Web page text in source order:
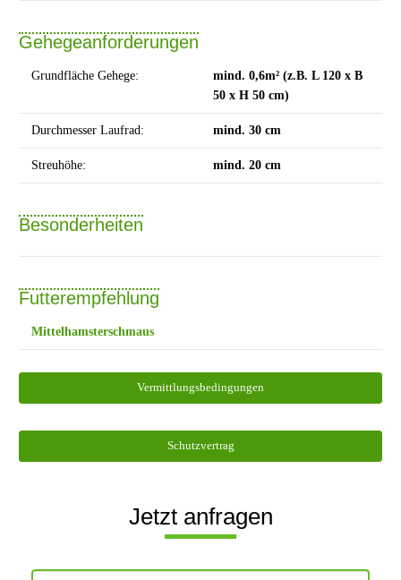
Gehegeanforderungen
Grundfläche Gehege:
mind. 0,6m² (z.B. L 120 x B
50 x H 50 cm)
Durchmesser Laufrad: mind. 30 cm
Streuhöhe: mind. 20 cm
Besonderheiten
Futterempfehlung
Mittelhamsterschmaus
Vermittlungsbedingungen
Schutzvertrag
Jetzt anfragen